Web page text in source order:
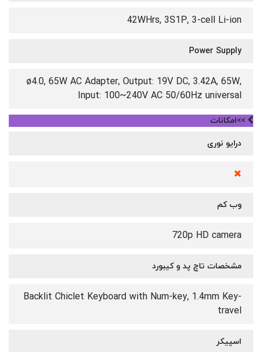
42WHrs, 3S1P, 3-cell Li-ion
Power Supply
ø4.0, 65W AC Adapter, Output: 19V DC, 3.42A, 65W,
Input: 100~240V AC 50/60Hz universal
>>امکانات
درایو نوری
وب کم
720p HD camera
مشخصات تاچ پد و کیبورد
Backlit Chiclet Keyboard with Num-key, 1.4mm Key-
travel
اسپیکر